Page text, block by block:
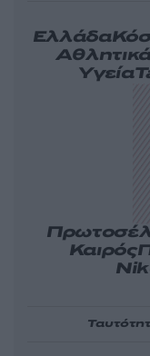
Ελλάδα
Υγεία
Καιρός